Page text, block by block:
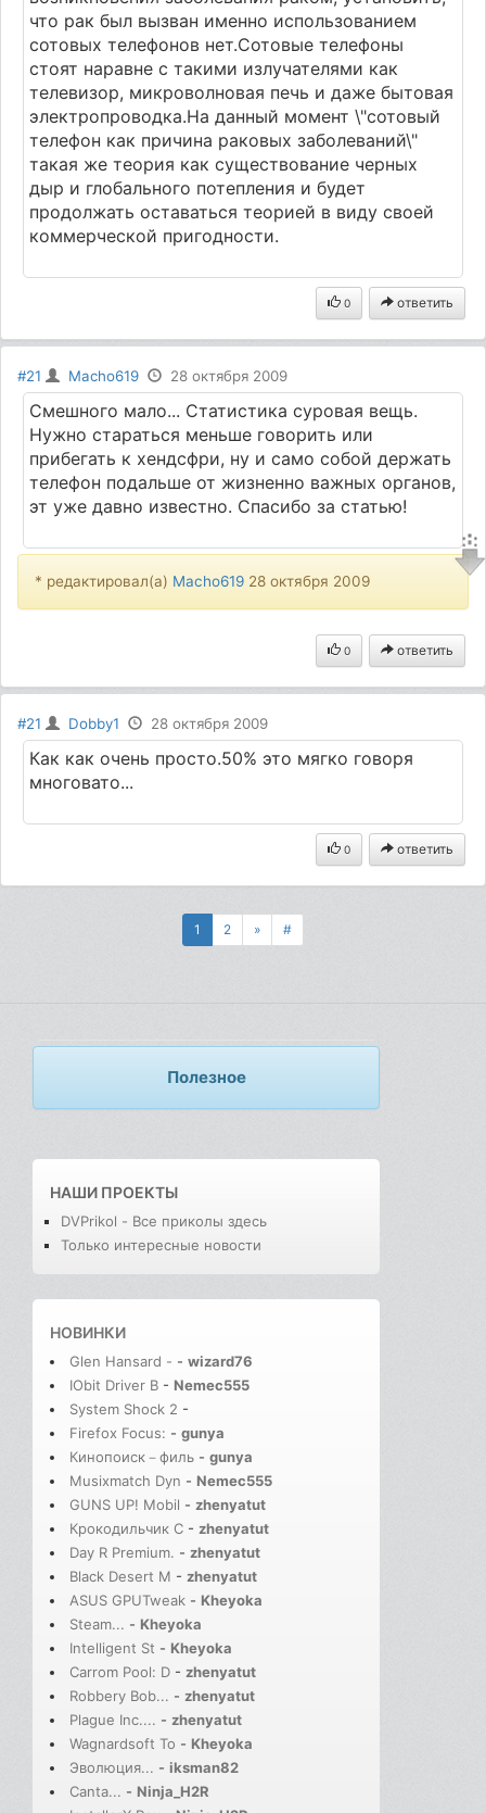
что рак был вызван именно использованием
сотовых телефонов нет.Сотовые телефоны
стоят наравне с такими излучателями как
телевизор, микроволновая печь и даже бытовая
электропроводка.На данный момент \"сотовый
телефон как причина раковых заболеваний\"
такая же теория как существование черных
дыр и глобального потепления и будет
продолжать оставаться теорией в виду своей
коммерческой пригодности.
0 ответить
#21 Macho619 28 октября 2009
Смешного мало... Статистика суровая вещь.
Нужно стараться меньше говорить или
прибегать к хендсфри, ну и само собой держать
телефон подальше от жизненно важных органов,
эт уже давно известно. Спасибо за статью!
* редактировал(а) Macho619 28 октября 2009
0 ответить
#21 Dobby1 28 октября 2009
Как как очень просто.50% это мягко говоря
многовато...
0 ответить
1 2 » #
Полезное
НАШИ ПРОЕКТЫ
DVPrikol - Все приколы здесь
Только интересные новости
НОВИНКИ
Glen Hansard - - wizard76
IObit Driver B - Nemec555
System Shock 2 -
Firefox Focus: - gunya
Кинопоиск－филь - gunya
Musixmatch Dyn - Nemec555
GUNS UP! Mobil - zhenyatut
Крокодильчик С - zhenyatut
Day R Premium. - zhenyatut
Black Desert M - zhenyatut
ASUS GPUTweak - Kheyoka
Steam... - Kheyoka
Intelligent St - Kheyoka
Carrom Pool: D - zhenyatut
Robbery Bob... - zhenyatut
Plague Inc.... - zhenyatut
Wagnardsoft To - Kheyoka
Эволюция... - iksman82
Canta... - Ninja_H2R